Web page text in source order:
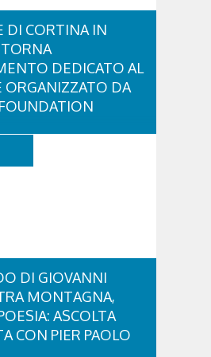
DI CORTINA IN
DEDICATO AL
ORGANIZZATO DA
e dei corretti stili di vita.
Foundation –
DI GIOVANNI
MONTAGNA,
ASCOLTA
CON PIER PAOLO